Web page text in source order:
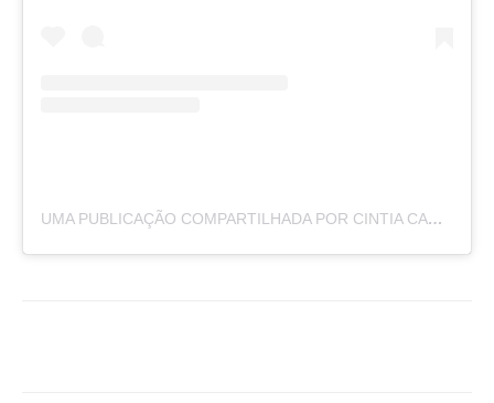
UMA PUBLICAÇÃO COMPARTILHADA POR CINTIA CARARA PODÓLOGA (@CINTIACARARA.PODOLOGA)